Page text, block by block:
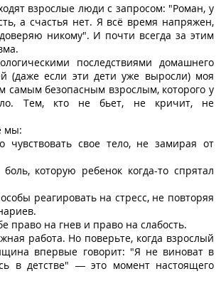
взрослые люди с запросом: "Роман, у
а счастья нет. Я всё время напряжен,
никому". И почти всегда за этим
последствиями домашнего
(даже если эти дети уже выросли) моя
самым безопасным взрослым, которого у
Тем, кто не бьет, не кричит, не
мы:
чувствовать свое тело, не замирая от
которую ребенок когда-то спрятал
реагировать на стресс, не повторяя
право на гнев и право на слабость.
работа. Но поверьте, когда взрослый
впервые говорит: "Я не виноват в
в детстве" — это момент настоящего